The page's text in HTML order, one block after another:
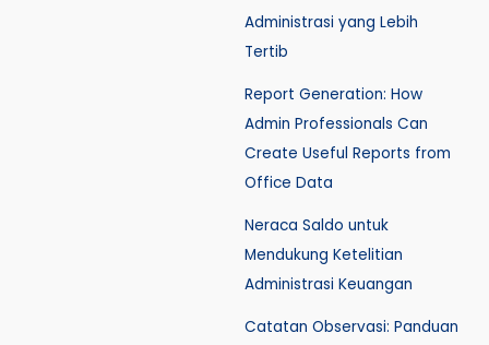
Administrasi yang Lebih
Tertib
Report Generation: How
Admin Professionals Can
Create Useful Reports from
Office Data
Neraca Saldo untuk
Mendukung Ketelitian
Administrasi Keuangan
Catatan Observasi: Panduan